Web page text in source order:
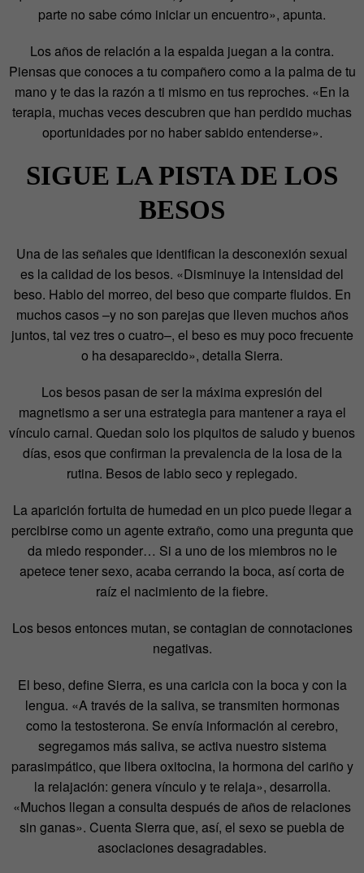
parte no sabe cómo iniciar un encuentro», apunta.
Los años de relación a la espalda juegan a la contra.
Piensas que conoces a tu compañero como a la palma de tu
mano y te das la razón a ti mismo en tus reproches. «En la
terapia, muchas veces descubren que han perdido muchas
oportunidades por no haber sabido entenderse».
SIGUE LA PISTA DE LOS
BESOS
Una de las señales que identifican la desconexión sexual
es la calidad de los besos. «Disminuye la intensidad del
beso. Hablo del morreo, del beso que comparte fluidos. En
muchos casos –y no son parejas que lleven muchos años
juntos, tal vez tres o cuatro–, el beso es muy poco frecuente
o ha desaparecido», detalla Sierra.
Los besos pasan de ser la máxima expresión del
magnetismo a ser una estrategia para mantener a raya el
vínculo carnal. Quedan solo los piquitos de saludo y buenos
días, esos que confirman la prevalencia de la losa de la
rutina. Besos de labio seco y replegado.
La aparición fortuita de humedad en un pico puede llegar a
percibirse como un agente extraño, como una pregunta que
da miedo responder… Si a uno de los miembros no le
apetece tener sexo, acaba cerrando la boca, así corta de
raíz el nacimiento de la fiebre.
Los besos entonces mutan, se contagian de connotaciones
negativas.
El beso, define Sierra, es una caricia con la boca y con la
lengua. «A través de la saliva, se transmiten hormonas
como la testosterona. Se envía información al cerebro,
segregamos más saliva, se activa nuestro sistema
parasimpático, que libera oxitocina, la hormona del cariño y
la relajación: genera vínculo y te relaja», desarrolla.
«Muchos llegan a consulta después de años de relaciones
sin ganas». Cuenta Sierra que, así, el sexo se puebla de
asociaciones desagradables.